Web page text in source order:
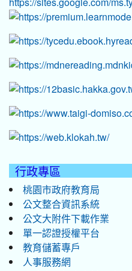
行政專區
桃園市政府教育局
公文整合資訊系統
公文大附件下載作業
單一認證授權平台
教育儲蓄專戶
人事服務網